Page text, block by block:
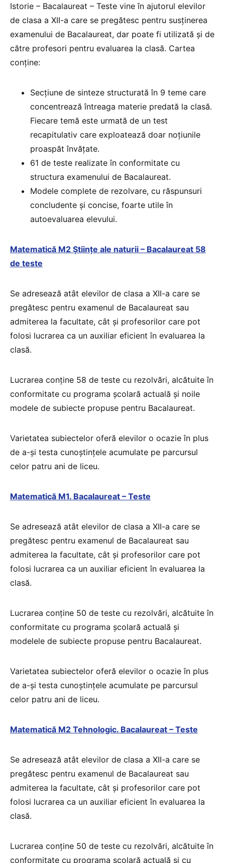
Istorie – Bacalaureat – Teste vine în ajutorul elevilor
de clasa a XII-a care se pregătesc pentru susținerea
examenului de Bacalaureat, dar poate fi utilizată și de
către profesori pentru evaluarea la clasă. Cartea
conține:
Secțiune de sinteze structurată în 9 teme care
concentrează întreaga materie predată la clasă.
Fiecare temă este urmată de un test
recapitulativ care exploatează doar noțiunile
proaspăt învățate.
61 de teste realizate în conformitate cu
structura examenului de Bacalaureat.
Modele complete de rezolvare, cu răspunsuri
concludente și concise, foarte utile în
autoevaluarea elevului.
Matematică M2 Științe ale naturii – Bacalaureat 58
de teste
Se adresează atât elevilor de clasa a XII-a care se
pregătesc pentru examenul de Bacalaureat sau
admiterea la facultate, cât şi profesorilor care pot
folosi lucrarea ca un auxiliar eficient în evaluarea la
clasă.
Lucrarea conţine 58 de teste cu rezolvări, alcătuite în
conformitate cu programa şcolară actuală şi noile
modele de subiecte propuse pentru Bacalaureat.
Varietatea subiectelor oferă elevilor o ocazie în plus
de a-şi testa cunoștințele acumulate pe parcursul
celor patru ani de liceu.
Matematică M1. Bacalaureat – Teste
Se adresează atât elevilor de clasa a XII-a care se
pregătesc pentru examenul de Bacalaureat sau
admiterea la facultate, cât şi profesorilor care pot
folosi lucrarea ca un auxiliar eficient în evaluarea la
clasă.
Lucrarea conţine 50 de teste cu rezolvări, alcătuite în
conformitate cu programa şcolară actuală şi
modelele de subiecte propuse pentru Bacalaureat.
Varietatea subiectelor oferă elevilor o ocazie în plus
de a-şi testa cunoștințele acumulate pe parcursul
celor patru ani de liceu.
Matematică M2 Tehnologic. Bacalaureat – Teste
Se adresează atât elevilor de clasa a XII-a care se
pregătesc pentru examenul de Bacalaureat sau
admiterea la facultate, cât şi profesorilor care pot
folosi lucrarea ca un auxiliar eficient în evaluarea la
clasă.
Lucrarea conţine 50 de teste cu rezolvări, alcătuite în
conformitate cu programa şcolară actuală şi cu